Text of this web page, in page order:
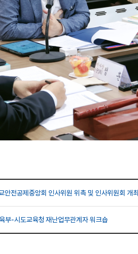
전공제중앙회 인사위원 위촉 및 인사위원회 개최
-시도교육청 재난업무관계자 워크숍